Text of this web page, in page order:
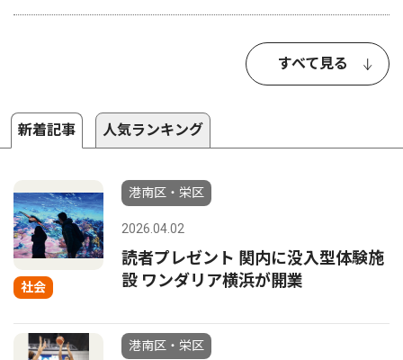
すべて見る
新着記事 人気ランキング
社会
港南区・栄区
2026.04.02
読者プレゼント 関内に没入型体験施
設 ワンダリア横浜が開業
港南区・栄区